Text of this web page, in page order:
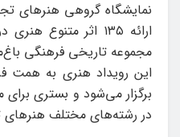
ارائه ۱۳۵ اثر متنوع
مجموعه تاریخی فرهنگی
این رویداد هنری به همت
برگزار می‌شود و بستری برای
در رشته‌های مختلف